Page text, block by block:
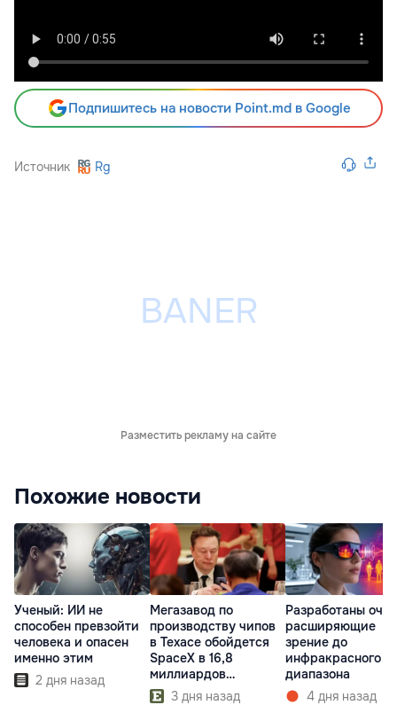
Подпишитесь на новости Point.md в Google
Источник Rg
Разместить рекламу на сайте
Похожие новости
Ученый: ИИ не
способен превзойти
человека и опасен
именно этим
2 дня назад
Мегазавод по
производству чипов
в Техасе обойдется
SpaceX в 16,8
миллиардов
долларов
3 дня назад
Разработаны
расширяющие
зрение до
инфракрасного
диапазона
4 дня назад